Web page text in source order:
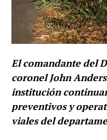
El comandante del
coronel John
institución
preventivos y
viales del